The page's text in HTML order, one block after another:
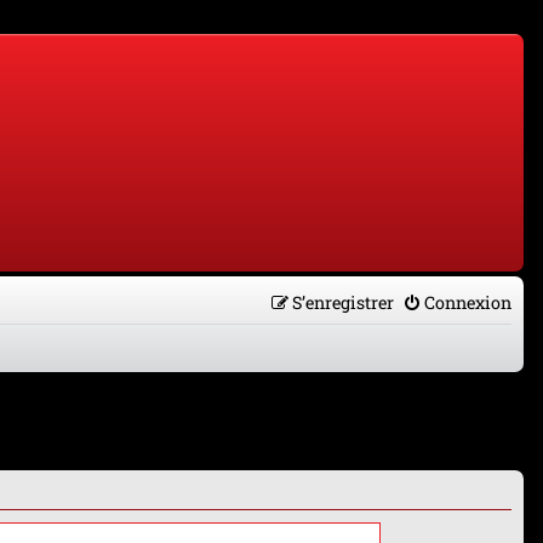
Connexion
S’enregistrer